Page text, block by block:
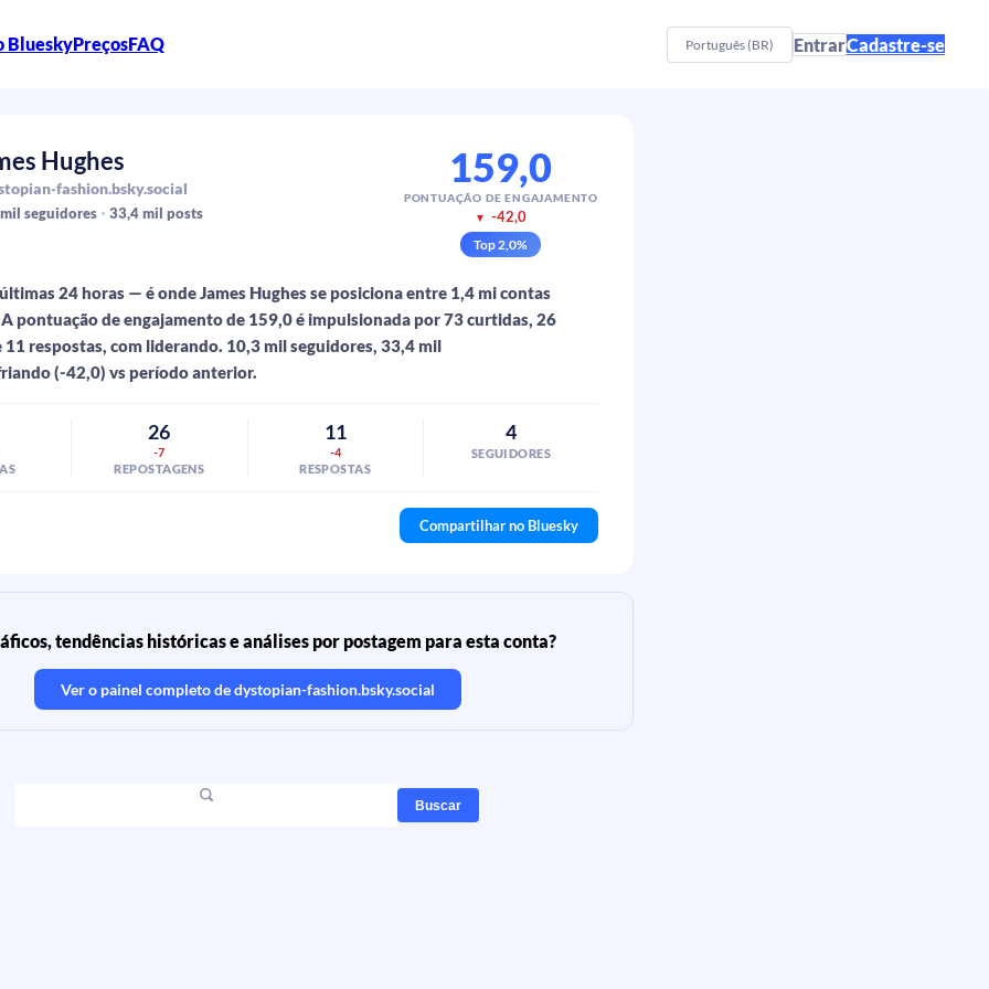
BlueskyPreçosFAQ Português (BR) EntrarCadastre-se
Hughes
fashion.bsky.social
seguidores 33,4 mil posts
159,0
PONTUAÇÃO DE ENGAJAMENTO
▼ -42,0
Top2,0%
24 horas — é onde James Hughes se posiciona entre 1,4 mi contas
pontuação de engajamento de 159,0 é impulsionada por 73 curtidas, 26
11 respostas, com liderando. 10,3 mil seguidores, 33,4 mil
(-42,0) vs período anterior.
26
-7
REPOSTAGENS
11
-4
RESPOSTAS
4
SEGUIDORES
Compartilhar no Bluesky
tendências históricas e análises por postagem para esta conta?
Ver o painel completo dedystopian-fashion.bsky.social
Buscar